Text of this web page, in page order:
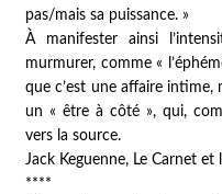
pas/mais sa puissance. »
À manifester ainsi
murmurer, comme «
que c’est une affaire intime,
un « être à côté », qui,
vers la source.
Jack Keguenne, Le Carnet et
****